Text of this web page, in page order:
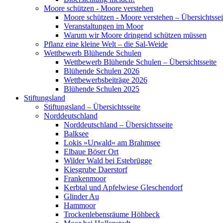
Moore schützen - Moore verstehen
Moore schützen - Moore verstehen –
Veranstaltungen im Moor
Warum wir Moore dringend schützen müssen
Pflanz eine kleine Welt – die Sal-Weide
Wettbewerb Blühende Schulen
Wettbewerb Blühende Schulen – Übersichtsseite
Blühende Schulen 2026
Wettbewerbsbeiträge 2026
Blühende Schulen 2025
Stiftungsland
Stiftungsland – Übersichtsseite
Norddeutschland
Norddeutschland – Übersichtsseite
Balksee
Lokis »Urwald« am Brahmsee
Elbaue Böser Ort
Wilder Wald bei Estebrügge
Kiesgrube Daerstorf
Frankenmoor
Kerbtal und Apfelwiese Gleschendorf
Glinder Au
Hammoor
Trockenlebensräume Höhbeck